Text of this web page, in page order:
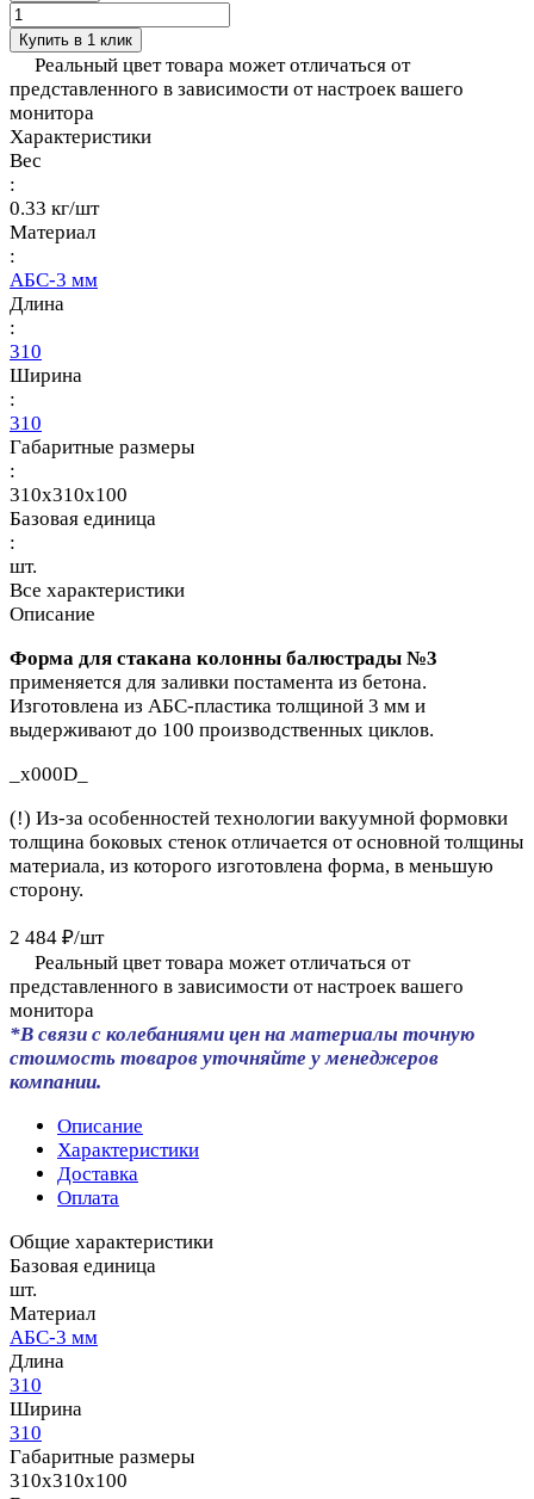
Купить в 1 клик
Реальный цвет товара может отличаться от
представленного в зависимости от настроек вашего
монитора
Характеристики
Вес
:
0.33 кг/шт
Материал
:
АБС-3 мм
Длина
:
310
Ширина
:
310
Габаритные размеры
:
310x310x100
Базовая единица
:
шт.
Все характеристики
Описание
Форма для стакана колонны балюстрады №3
применяется для заливки постамента из бетона.
Изготовлена из АБС-пластика толщиной 3 мм и
выдерживают до 100 производственных циклов.
_x000D_
(!) Из-за особенностей технологии вакуумной формовки
толщина боковых стенок отличается от основной толщины
материала, из которого изготовлена форма, в меньшую
сторону.
2 484 ₽/шт
Реальный цвет товара может отличаться от
представленного в зависимости от настроек вашего
монитора
*В связи с колебаниями цен на материалы точную
стоимость товаров уточняйте у менеджеров
компании.
Описание
Характеристики
Доставка
Оплата
Общие характеристики
Базовая единица
шт.
Материал
АБС-3 мм
Длина
310
Ширина
310
Габаритные размеры
310x310x100